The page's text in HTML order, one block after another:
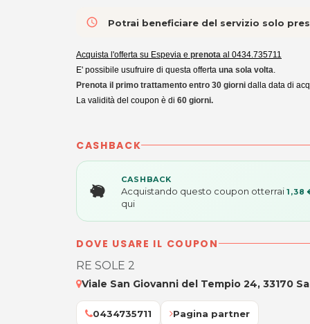
access_time Potrai beneficiare del servizio solo
Acquista l'offerta su Espevia e prenota al 0434.735711
E' possibile usufruire di questa offerta una sola volta
Prenota il primo trattamento entro 30 giorni dalla data di
La validità del coupon è di 60 giorni.
CASHBACK
CASHBACK
Acquistando questo coupon otterrai 1,38
qui
DOVE USARE IL COUPON
RE SOLE 2
Viale San Giovanni del Tempio 24, 33170
0434735711 Pagina partner